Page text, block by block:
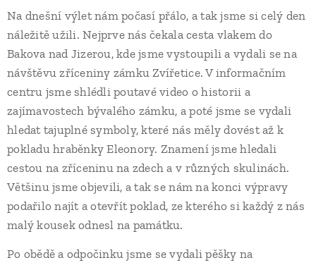
Na dnešní výlet nám počasí přálo, a tak jsme si celý den
náležitě užili. Nejprve nás čekala cesta vlakem do
Bakova nad Jizerou, kde jsme vystoupili a vydali se na
návštěvu zříceniny zámku Zvířetice. V informačním
centru jsme shlédli poutavé video o historii a
zajímavostech bývalého zámku, a poté jsme se vydali
hledat tajuplné symboly, které nás měly dovést až k
pokladu hraběnky Eleonory. Znamení jsme hledali
cestou na zříceninu na zdech a v různých skulinách.
Většinu jsme objevili, a tak se nám na konci výpravy
podařilo najít a otevřít poklad, ze kterého si každý z nás
malý kousek odnesl na památku.
Po obědě a odpočinku jsme se vydali pěšky na